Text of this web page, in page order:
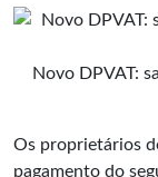
Novo DPVAT:
Os proprietários
pagamento do